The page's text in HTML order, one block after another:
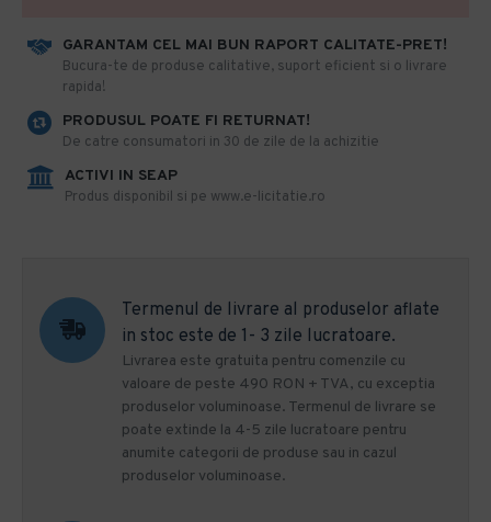
GARANTAM CEL MAI BUN RAPORT CALITATE-PRET!
​Bucura-te de produse calitative, suport eficient si o livrare
rapida!
PRODUSUL POATE FI RETURNAT!
De catre consumatori in 30 de zile de la achizitie
ACTIVI IN SEAP
Produs disponibil si pe www.e-licitatie.ro
Termenul de livrare al produselor aflate
in stoc este de 1- 3 zile lucratoare.
Livrarea este gratuita pentru comenzile cu
valoare de peste 490 RON + TVA, cu exceptia
produselor voluminoase. Termenul de livrare se
poate extinde la 4-5 zile lucratoare pentru
anumite categorii de produse sau in cazul
produselor voluminoase.